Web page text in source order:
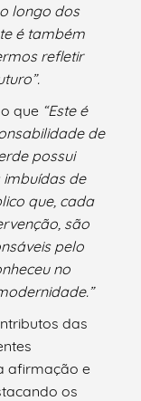
longo dos
é também
refletir
que “Este é
de
possui
imbuídas de
que, cada
são
pelo
no
das
afirmação e
os